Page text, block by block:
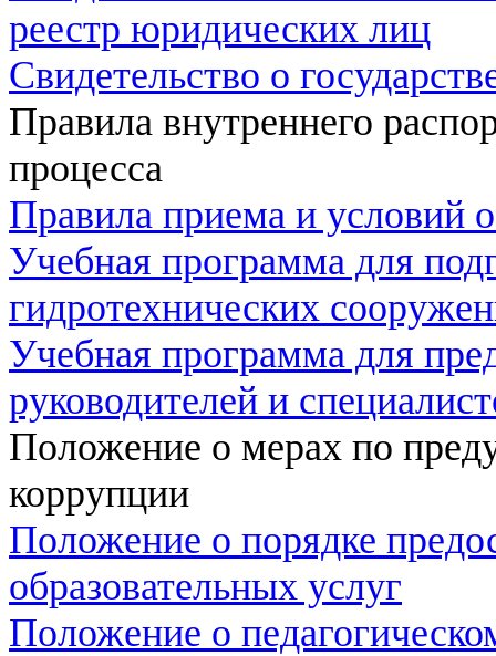
реестр юридических лиц
Свидетельство о
Правила внутреннего
процесса
Правила приема и условий
Учебная программа для
гидротехнических
Учебная программа для
руководителей и
Положение о мерах по
коррупции
Положение о порядке
образовательных услуг
Положение о